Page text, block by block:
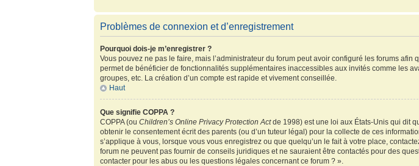
Problèmes de connexion et d’enregistrement
Pourquoi dois-je m’enregistrer ?
Vous pouvez ne pas le faire, mais l’administrateur du forum peut avoir configuré les forums
permet de bénéficier de fonctionnalités supplémentaires inaccessibles aux invités comme les
groupes, etc. La création d’un compte est rapide et vivement conseillée.
Haut
Que signifie COPPA ?
COPPA (ouChildren’s Online Privacy Protection Actde 1998) est une loi aux États-Unis qui dit
obtenir le consentement écrit des parents (ou d’un tuteur légal) pour la collecte de ces
s’applique à vous, lorsque vous vous enregistrez ou que quelqu’un le fait à votre place,
forum ne peuvent pas fournir de conseils juridiques et ne sauraient être contactés pour des
contacter pour les abus ou les questions légales concernant ce forum ? ».